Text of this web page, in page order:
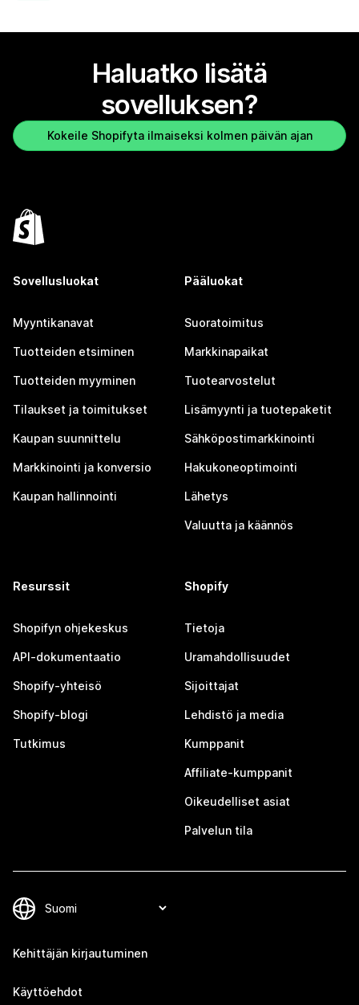
Haluatko lisätä
sovelluksen?
Kokeile Shopifyta ilmaiseksi kolmen päivän ajan
Sovellusluokat
Myyntikanavat
Tuotteiden etsiminen
Tuotteiden myyminen
Tilaukset ja toimitukset
Kaupan suunnittelu
Markkinointi ja konversio
Kaupan hallinnointi
Pääluokat
Suoratoimitus
Markkinapaikat
Tuotearvostelut
Lisämyynti ja tuotepaketit
Sähköpostimarkkinointi
Hakukoneoptimointi
Lähetys
Valuutta ja käännös
Resurssit
Shopifyn ohjekeskus
API-dokumentaatio
Shopify-yhteisö
Shopify-blogi
Tutkimus
Shopify
Tietoja
Uramahdollisuudet
Sijoittajat
Lehdistö ja media
Kumppanit
Affiliate-kumppanit
Oikeudelliset asiat
Palvelun tila
Kehittäjän kirjautuminen
Käyttöehdot